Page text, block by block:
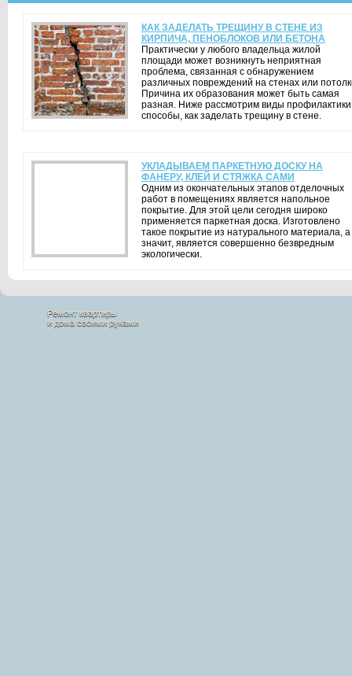
КАК ЗАДЕЛАТЬ ТРЕЩИНУ В СТЕНЕ ИЗ
КИРПИЧА, ПЕНОБЛОКОВ ИЛИ БЕТОНА
Практически у любого владельца жилой
площади может возникнуть неприятная
проблема, связанная с обнаружением
различных повреждений на стенах или
Причина их образования может быть самая
разная. Ниже рассмотрим виды
способы, как заделать трещину в стене.
УКЛАДЫВАЕМ ПАРКЕТНУЮ ДОСКУ НА
ФАНЕРУ, КЛЕЙ И СТЯЖКА САМИ
Одним из окончательных этапов отделочных
работ в помещениях является напольное
покрытие. Для этой цели сегодня широко
применяется паркетная доска. Изготовлено
такое покрытие из натурального материала, а
значит, является совершенно безвредным
экологически.
Ремонт квартиры
и дома своими руками